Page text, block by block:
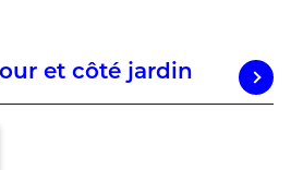
et côté jardin